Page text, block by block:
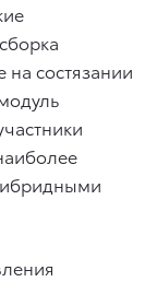
на состязании